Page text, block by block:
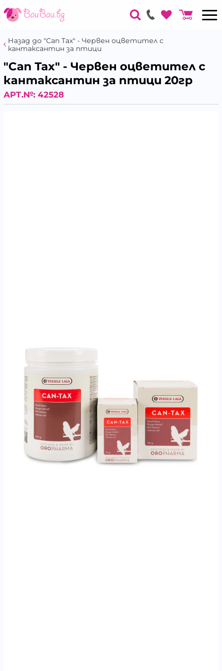
Назад до "Can Tax" - Червен оцветител с
кантаксантин за птици
"Can Tax" - Червен оцветител с
кантаксантин за птици 20гр
АРТ.№: 42528